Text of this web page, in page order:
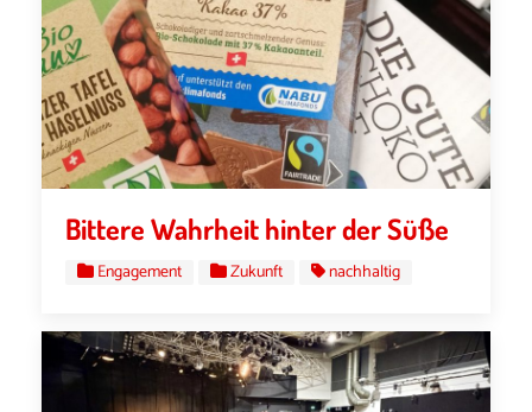
Bittere Wahrheit hinter der Süße
Engagement Zukunft nachhaltig